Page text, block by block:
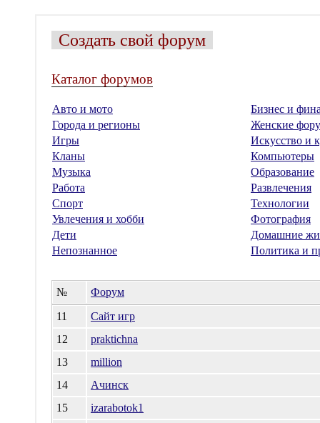
Создать свой форум
Каталог форумов
Авто и мото
Бизнес и
Города и регионы
Женские
Игры
Искусство и
Кланы
Компьютеры
Музыка
Образование
Работа
Развлечения
Спорт
Технологии
Увлечения и хобби
Фотография
Дети
Домашние
Непознанное
Политика и
№
Форум
11
Сайт игр
12
praktichna
13
million
14
Ачинск
15
izarabotok1